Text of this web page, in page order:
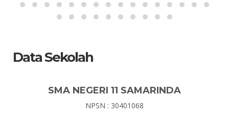
Data Sekolah
SMA NEGERI 11 SAMARINDA
NPSN : 30401068